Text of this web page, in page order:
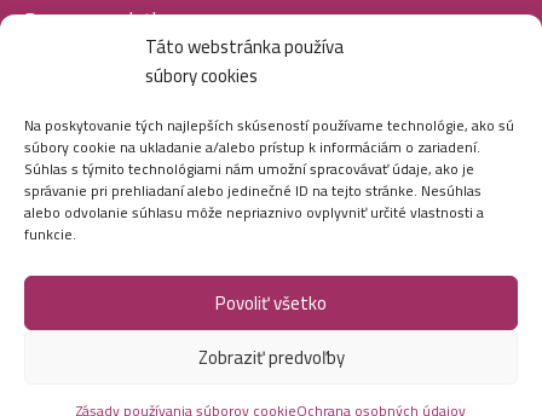
Táto webstránka používa
súbory cookies
Na poskytovanie tých najlepších skúseností používame technológie, ako sú
súbory cookie na ukladanie a/alebo prístup k informáciám o zariadení.
Súhlas s týmito technológiami nám umožní spracovávať údaje, ako je
správanie pri prehliadaní alebo jedinečné ID na tejto stránke. Nesúhlas
alebo odvolanie súhlasu môže nepriaznivo ovplyvniť určité vlastnosti a
funkcie.
Povoliť všetko
Zobraziť predvoľby
Doprava a platba
SOCIÁLNE SIETE
Marei.sk - Všetky práva vyhradené - 2026
Vytvorila digitálna agentúraAmetica.